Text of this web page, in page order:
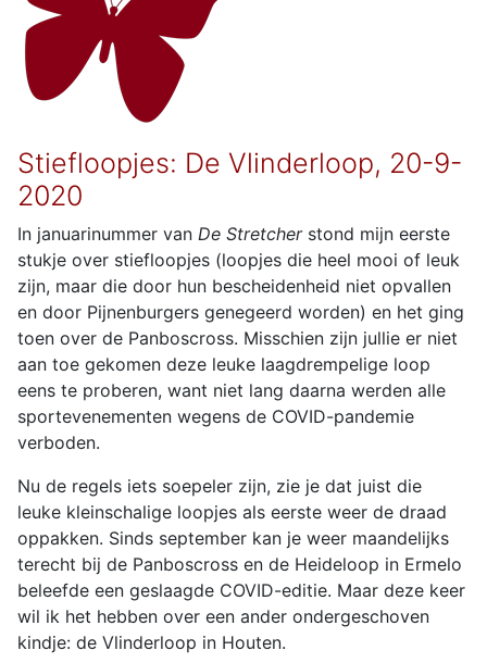
Stiefloopjes: De Vlinderloop, 20-9-
2020
In januarinummer van De Stretcherstond mijn eerste
stukje over stiefloopjes (loopjes die heel mooi of leuk
zijn, maar die door hun bescheidenheid niet opvallen
en door Pijnenburgers genegeerd worden) en het ging
toen over de Panboscross. Misschien zijn jullie er niet
aan toe gekomen deze leuke laagdrempelige loop
eens te proberen, want niet lang daarna werden alle
sportevenementen wegens de COVID-pandemie
verboden.
Nu de regels iets soepeler zijn, zie je dat juist die
leuke kleinschalige loopjes als eerste weer de draad
oppakken. Sinds september kan je weer maandelijks
terecht bij de Panboscross en de Heideloop in Ermelo
beleefde een geslaagde COVID-editie. Maar deze keer
wil ik het hebben over een ander ondergeschoven
kindje: de Vlinderloop in Houten.